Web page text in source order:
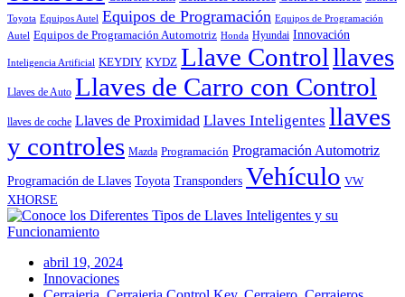
Toyota Equipos Autel Equipos de Programación Equipos de Programación
Autel Equipos de Programación Automotriz Honda Hyundai Innovación
Inteligencia Artificial KEYDIY KYDZ Llave Controlllaves
Llaves de Auto Llaves de Carro con Control
llaves de coche Llaves de Proximidad Llaves Inteligentes llaves
y controles Mazda Programación Programación Automotriz
Programación de Llaves Toyota Transponders Vehículo VW
XHORSE
abril 19, 2024
Innovaciones